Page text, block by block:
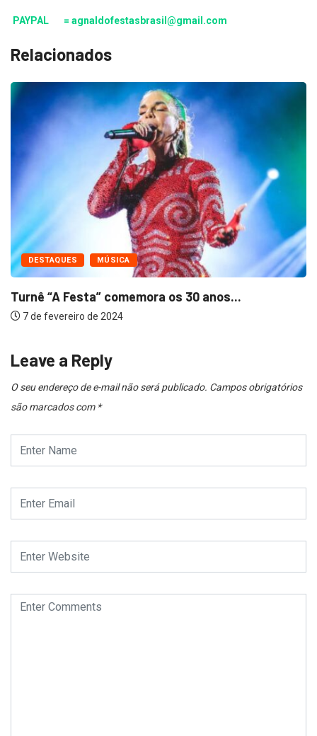
PAYPAL = agnaldofestasbrasil@gmail.com
Relacionados
DESTAQUES MÚSICA
Turnê “A Festa” comemora os 30 anos...
7 de fevereiro de 2024
Leave a Reply
O seu endereço de e-mail não será publicado. Campos obrigatórios
são marcados com *